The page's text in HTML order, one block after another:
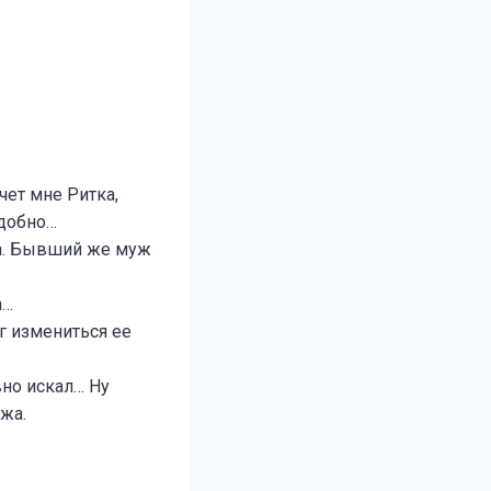
мне Ритка,
Бывший же муж
измениться ее
искал… Ну